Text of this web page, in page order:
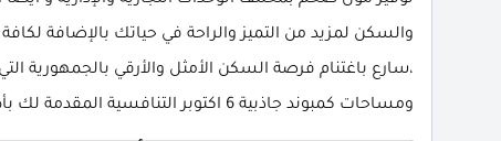
والسكن لمزيد من التميز والراحة في حياتك بالإضافة
،سارع باغتنام فرصة السكن الأمثل والأرقي بالجمهورية
ومساحات كمبوند جاذبية 6 اكتوبر التنافسية المقدمة لك بأطول فترات تقسيط وأكثرها تيسيراً لخلوها من أي فوائد.